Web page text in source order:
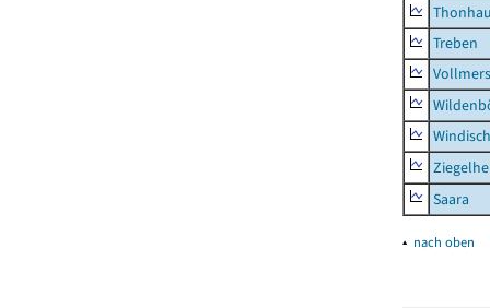
Treben
Saara
▴ nach oben